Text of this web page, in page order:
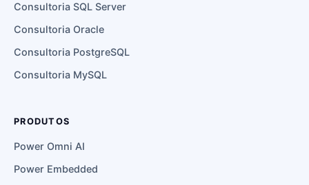
Consultoria SQL Server
Consultoria Oracle
Consultoria PostgreSQL
Consultoria MySQL
PRODUTOS
Power Omni AI
Power Embedded